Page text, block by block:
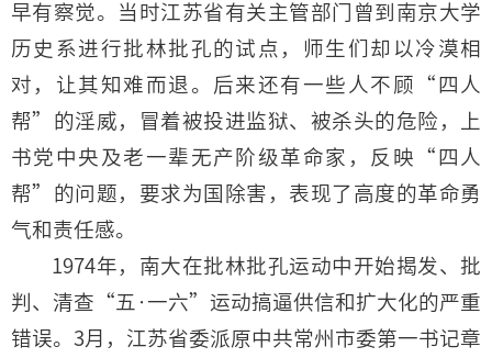
早有察觉。当时江苏省有关主管部门曾到南京大学
历史系进行批林批孔的试点，师生们却以冷漠相
对，让其知难而退。后来还有一些人不顾“四人
帮”的淫威，冒着被投进监狱、被杀头的危险，上
书党中央及老一辈无产阶级革命家，反映“四人
帮”的问题，要求为国除害，表现了高度的革命勇
气和责任感。
1974年，南大在批林批孔运动中开始揭发、批
判、清查“五·一六”运动搞逼供信和扩大化的严重
错误。3月，江苏省委派原中共常州市委第一书记章